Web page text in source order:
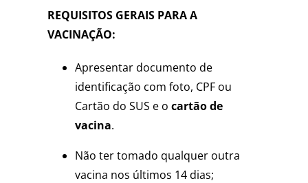
REQUISITOS GERAIS PARA A
VACINAÇÃO:
Apresentar documento de
identificação com foto, CPF ou
Cartão do SUS e o cartão de
vacina.
Não ter tomado qualquer outra
vacina nos últimos 14 dias;